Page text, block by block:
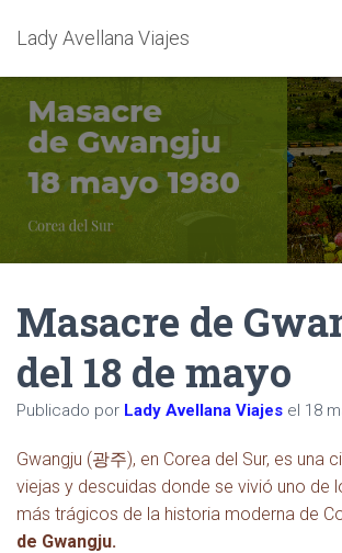
Lady Avellana Viajes
Masacre de
del 18 de mayo
Publicado por Lady Avellana Viajes el 18
Gwangju (광주), en Corea del Sur, es una
viejas y descuidas donde se vivió uno de
más trágicos de la historia moderna de
de Gwangju.